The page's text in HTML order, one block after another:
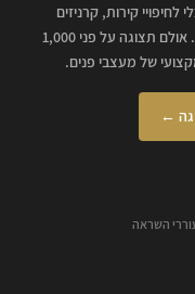
לחיפויי קירות, קרניזים
ופרופילים דקורטיביים. אולם תצוגה על פני 1,000
של מעצבי פנים.
←
השראה